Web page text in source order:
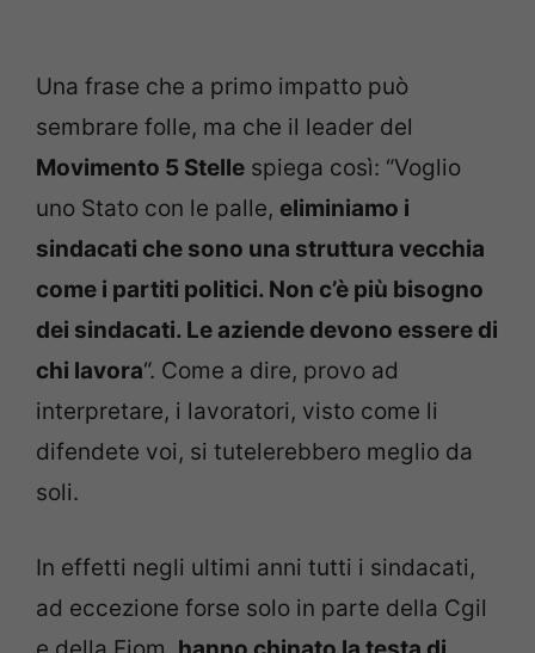
Una frase che a primo impatto può
sembrare folle, ma che il leader del
Movimento 5 Stelle spiega così: “Voglio
uno Stato con le palle, eliminiamo i
sindacati che sono una struttura vecchia
come i partiti politici. Non c’è più bisogno
dei sindacati. Le aziende devono essere di
chi lavora“. Come a dire, provo ad
interpretare, i lavoratori, visto come li
difendete voi, si tutelerebbero meglio da
soli.
In effetti negli ultimi anni tutti i sindacati,
ad eccezione forse solo in parte della Cgil